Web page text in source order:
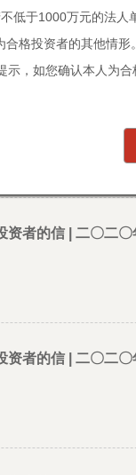
低于1000万元的法人
格投资者的其他情形。
示，如您确认本人为
资者的信 | 二〇二
资者的信 | 二〇二